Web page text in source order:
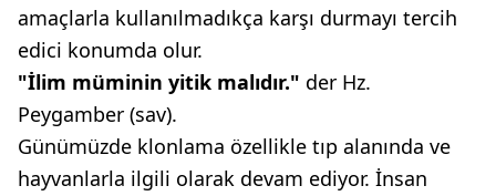
amaçlarla kullanılmadıkça karşı durmayı tercih
edici konumda olur.
"İlim müminin yitik malıdır." der Hz.
Peygamber (sav).
Günümüzde klonlama özellikle tıp alanında ve
hayvanlarla ilgili olarak devam ediyor. İnsan